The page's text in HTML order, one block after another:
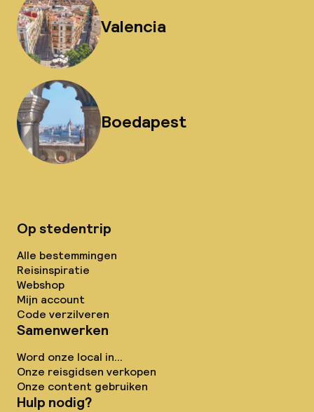
Valencia
Boedapest
Op stedentrip
Alle bestemmingen
Reisinspiratie
Webshop
Mijn account
Code verzilveren
Samenwerken
Word onze local in...
Onze reisgidsen verkopen
Onze content gebruiken
Hulp nodig?